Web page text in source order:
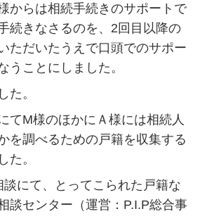
からは相続手続きのサポートで
続きなさるのを、2回目以降の
ただいたうえで口頭でのサポー
うことにしました。
た。
てM様のほかにＡ様には相続人
を調べるための戸籍を収集する
た。
にて、とってこられた戸籍な
談センター（運営：P.I.P総合事